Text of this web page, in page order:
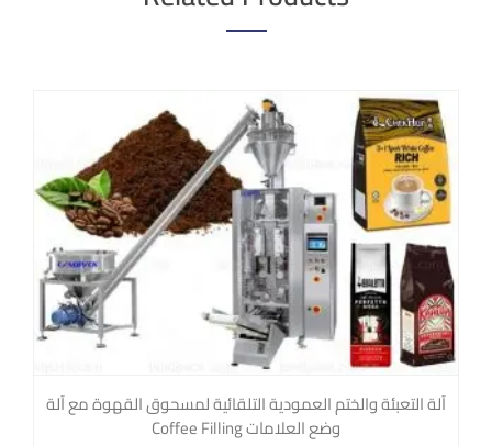
آلة التعبئة والختم العمودية التلقائية لمسحوق القهوة مع آلة
وضع العلامات Coffee Filling